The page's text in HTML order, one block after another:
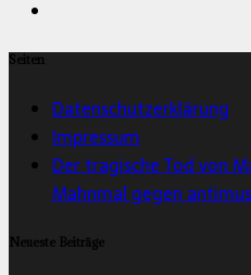
Seiten
Datenschutzerklärung
Impressum
Der tragische Tod von
Mahnmal gegen
Neueste Beiträge